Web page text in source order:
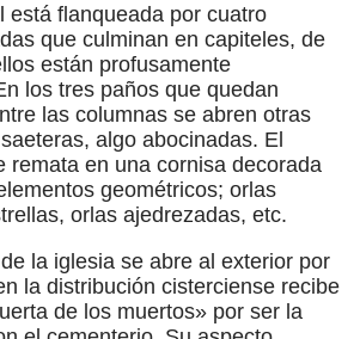
está flanqueada por cuatro
que culminan en capiteles, de
están profusamente
los tres paños que quedan
las columnas se abren otras
algo abocinadas. El
remata en una cornisa decorada
geométricos; orlas
orlas ajedrezadas, etc.
la iglesia se abre al exterior por
la distribución cisterciense recibe
de los muertos» por ser la